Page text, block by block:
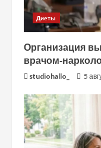
Диеты
Организация
врачом-
studiohallo_ 5